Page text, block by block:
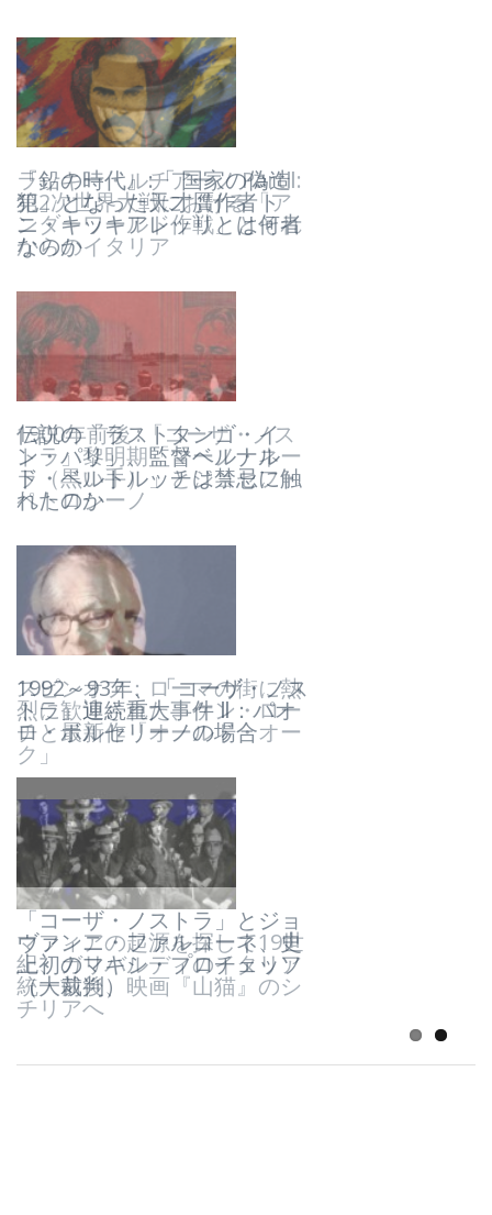
『鉛の時代』:「 国家の偽造
犯」となった天才贋作者ト
ニ・キッキアレッリとは何者
なのか
伝説の「ラストタンゴ・イ
ン・パリ」、監督ベルナル
ド・ベルトルッチは禁忌に触
れたのか
1992～93年、「コーザ・ノス
トラ」連続重大事件 Ⅱ：パオ
ロ・ボルセリーノの場合
「コーザ・ノストラ」とジョ
ヴァンニ・ファルコーネ、史
上初のマキシ・プロチェッソ
（大裁判）
ラッキー・ルチアーノ PartⅡ:
第2次世界大戦における「ア
ンダーワールド作戦」とそれ
からのイタリア
1900年前後 :「コーザ・ノス
トラ」黎明期「マーノ・ネー
ラ（黒い手）」とジョセフ・
ペトロシーノ
スピンオフ：ローマの街に熱
烈に歓迎された、ケン・ロー
チと最新作「オールド・オー
ク」
マフィアの起源を探して19世
紀、ガリバルディのイタリア
統一前後、映画『山猫』のシ
チリアへ